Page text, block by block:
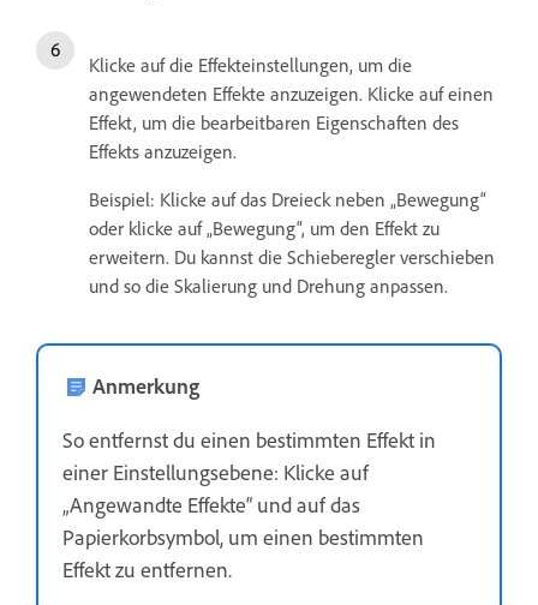
Klicke auf die Effekteinstellungen, um die
angewendeten Effekte anzuzeigen. Klicke auf einen
Effekt, um die bearbeitbaren Eigenschaften des
Effekts anzuzeigen.
Beispiel: Klicke auf das Dreieck neben „Bewegung“
oder klicke auf „Bewegung“, um den Effekt zu
erweitern. Du kannst die Schieberegler verschieben
und so die Skalierung und Drehung anpassen.
Anmerkung
So entfernst du einen bestimmten Effekt in
einer Einstellungsebene: Klicke auf
„Angewandte Effekte“ und auf das
Papierkorbsymbol, um einen bestimmten
Effekt zu entfernen.